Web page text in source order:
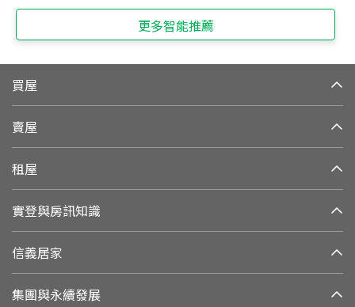
更多智能推薦
買屋
賣屋
租屋
實登與房訊知識
信義居家
集團與永續發展